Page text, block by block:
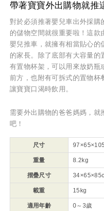
帶著寶寶外出購物就推
對於必須推著嬰兒車出外採購
的儲物空間就很重要啦！這
嬰兒推車，就擁有相當貼心的
的家長。除了底部有大容量
有置物杯架，可以用來放奶瓶
前方，也附有可拆式的置物杯
讓寶寶口渴時飲用。
需要外出購物的爸爸媽媽，
吧！
尺寸
重量 8.2kg
摺疊尺寸
載重 15kg
適用年齡 0～3歲